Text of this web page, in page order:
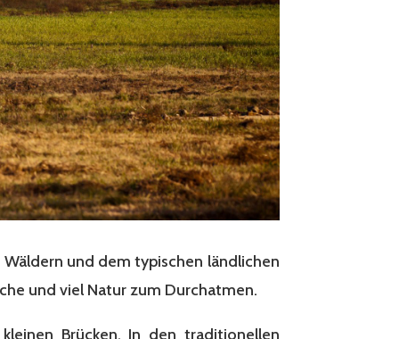
und dem typischen ländlichen
und viel Natur zum Durchatmen.
Brücken. In den traditionellen